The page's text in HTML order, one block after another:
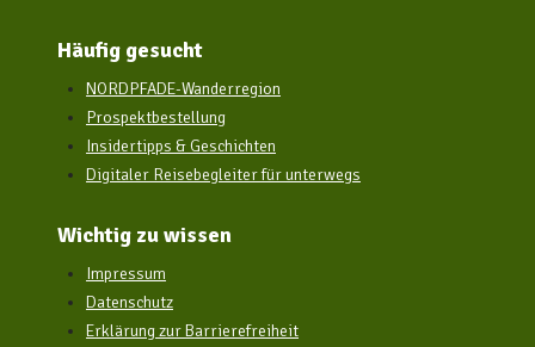
Häufig gesucht
NORDPFADE-Wanderregion
Prospektbestellung
Insidertipps & Geschichten
Digitaler Reisebegleiter für unterwegs
Wichtig zu wissen
Impressum
Datenschutz
Erklärung zur Barrierefreiheit